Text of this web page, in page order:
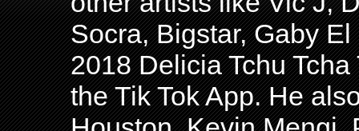
Socra, Bigstar, Gaby
2018 Delicia Tchu
the Tik Tok App. He